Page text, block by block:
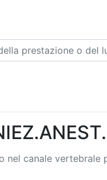
nel canale vertebrale